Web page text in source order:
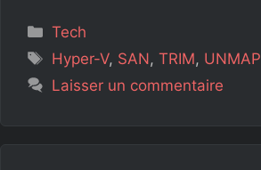
Catégories
Tech
Étiquettes
Hyper-V, SAN,TRIM, UNMAP
Laisser un commentaire